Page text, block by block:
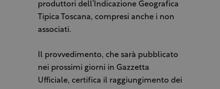
produttori dell’Indicazione Geografica
Tipica Toscana, compresi anche i non
associati.
Il provvedimento, che sarà pubblicato
nei prossimi giorni in Gazzetta
Ufficiale, certifica il raggiungimento dei